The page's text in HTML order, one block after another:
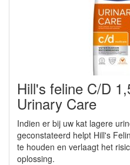
Hill's feline C/D
Urinary Care
Indien er bij uw kat lagere
geconstateerd helpt Hill's
te houden en verlaagt het
oplossing.